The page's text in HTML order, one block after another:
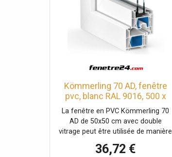
Kömmerling 70 AD, fenêtre
pvc, blanc RAL 9016, 500 x
500 mm, 1 vantail vitrage fixe,
configurer individuellement
La fenêtre en PVC Kömmerling 70
AD de 50x50 cm avec double
vitrage peut être utilisée de manière
chambres de haute qualité et ses 2
36,72 €